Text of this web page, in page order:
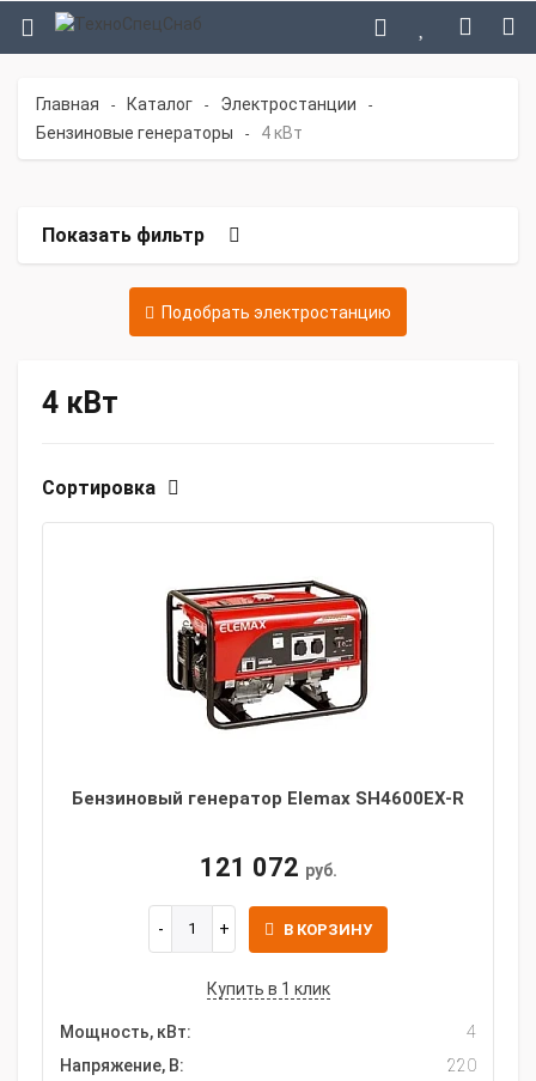
Главная - Каталог - Электростанции -
Бензиновые генераторы - 4 кВт
Показать фильтр
Подобрать электростанцию
4 кВт
Сортировка
Бензиновый генератор Elemax SH4600EX-R
121 072 руб.
В КОРЗИНУ
Купить в 1 клик
Мощность, кВт:
4
Напряжение, В:
220